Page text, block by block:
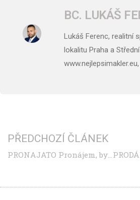
BC. LUKÁŠ
Lukáš Ferenc, realitní
lokalitu Praha a
PŘEDCHOZÍ ČLÁNEK